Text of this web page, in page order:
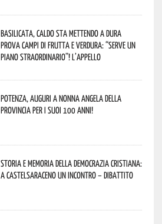
Basilicata, caldo sta mettendo a dura
prova campi di frutta e verdura: “Serve un
piano straordinario”! L’appello
Potenza, auguri a nonna Angela della
provincia per i suoi 100 anni!
Storia e memoria della Democrazia Cristiana:
a Castelsaraceno un incontro – dibattito